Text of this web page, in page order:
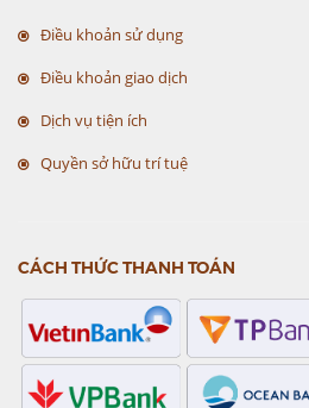
Điều khoản sử dụng
Điều khoản giao dịch
Dịch vụ tiện ích
Quyền sở hữu trí tuệ
CÁCH THỨC THANH TOÁN